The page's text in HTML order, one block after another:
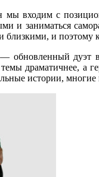
мы входим с
и заниматься
близкими, и поэтому
— обновленный
темы драматичнее, а
истории,